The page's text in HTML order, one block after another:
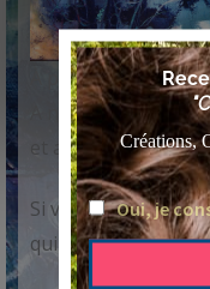
À propos de l’œuvre
A nos anciens, à
et au delà de ce
Si vous écoutez
qui vous